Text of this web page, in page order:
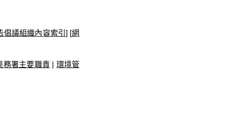
倡議組織內容索引 ] [網
務署主要職責 | 環境管